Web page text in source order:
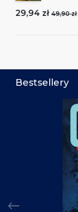
29,94 zł 49,90 zł
Bestsellery